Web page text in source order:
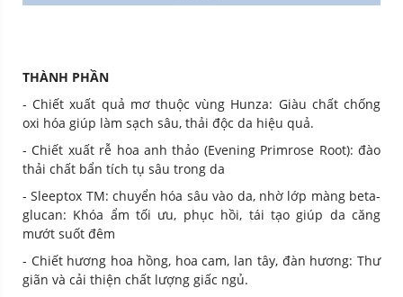
THÀNH PHẦN
- Chiết xuất quả mơ thuộc vùng Hunza: Giàu chất chống
oxi hóa giúp làm sạch sâu, thải độc da hiệu quả.
- Chiết xuất rễ hoa anh thảo (Evening Primrose Root): đào
thải chất bẩn tích tụ sâu trong da
- Sleeptox TM: chuyển hóa sâu vào da, nhờ lớp màng beta-
glucan: Khóa ẩm tối ưu, phục hồi, tái tạo giúp da căng
mướt suốt đêm
- Chiết hương hoa hồng, hoa cam, lan tây, đàn hương: Thư
giãn và cải thiện chất lượng giấc ngủ.